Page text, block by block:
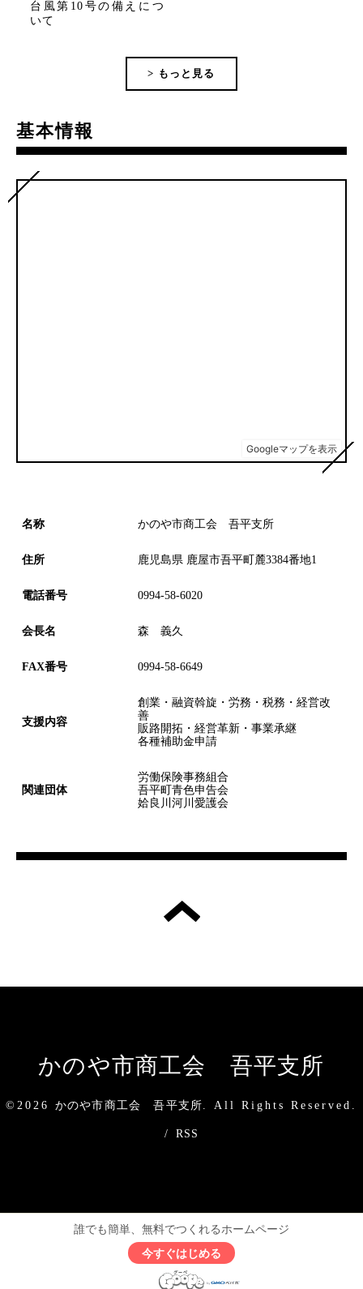
台風第10号の備えにつ
いて
> もっと見る
基本情報
名称 かのや市商工会 吾平支所
住所 鹿児島県 鹿屋市吾平町麓3384番地1
電話番号 0994-58-6020
会長名 森 義久
FAX番号 0994-58-6649
支援内容
創業・融資斡旋・労務・税務・経営改
善
販路開拓・経営革新・事業承継
各種補助金申請
関連団体
労働保険事務組合
吾平町青色申告会
姶良川河川愛護会
かのや市商工会 吾平支所
©2026 かのや市商工会 吾平支所. All Rights Reserved.
/ RSS
誰でも簡単、無料でつくれるホームページ
今すぐはじめる